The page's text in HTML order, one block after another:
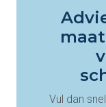
Vul dan